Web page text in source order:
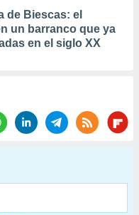
de Biescas: el
un barranco que ya
en el siglo XX